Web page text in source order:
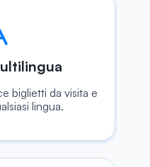
biglietti da visita e
lingua.